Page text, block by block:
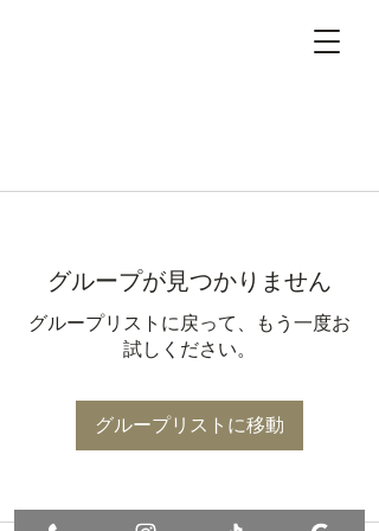
グループが見つかりません
グループリストに戻って、もう一度お
試しください。
グループリストに移動